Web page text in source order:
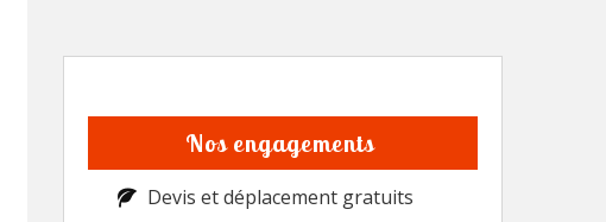
Nos engagements
Devis et déplacement gratuits